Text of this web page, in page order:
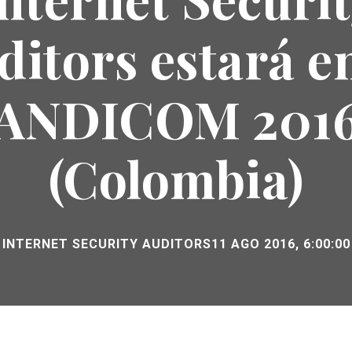
estará
(Colombia)
INTERNET SECURITY AUDITORS11 AGO 2016, 6:00:00